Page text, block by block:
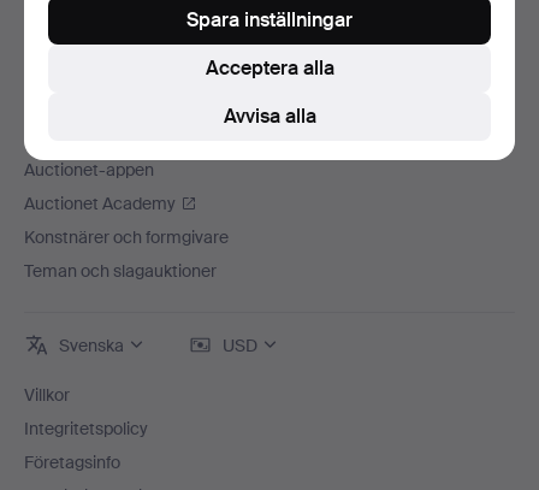
Anslut ditt auktionshus
Auctionets garanti
Auctionet-appen
Auctionet Academy
Konstnärer och formgivare
Teman och slagauktioner
Svenska USD
Villkor
Integritetspolicy
Företagsinfo
Avvisa alla
Acceptera alla
Spara inställningar